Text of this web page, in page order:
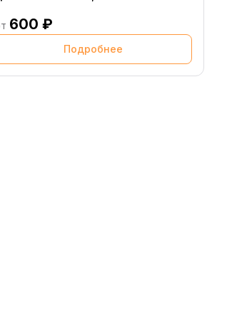
600 ₽
Подробнее